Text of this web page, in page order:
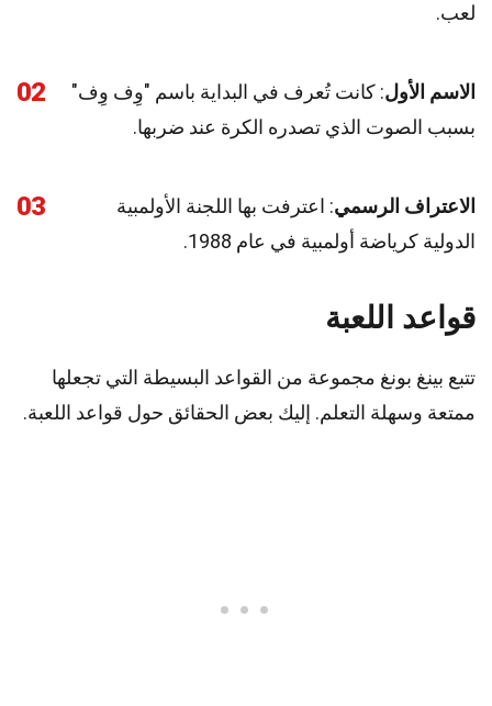
لعب.
02 الاسم الأول: كانت تُعرف في البداية باسم "وِف وِف"
بسبب الصوت الذي تصدره الكرة عند ضربها.
03 الاعتراف الرسمي: اعترفت بها اللجنة الأولمبية
الدولية كرياضة أولمبية في عام 1988.
قواعد اللعبة
تتبع بينغ بونغ مجموعة من القواعد البسيطة التي تجعلها
ممتعة وسهلة التعلم. إليك بعض الحقائق حول قواعد اللعبة.